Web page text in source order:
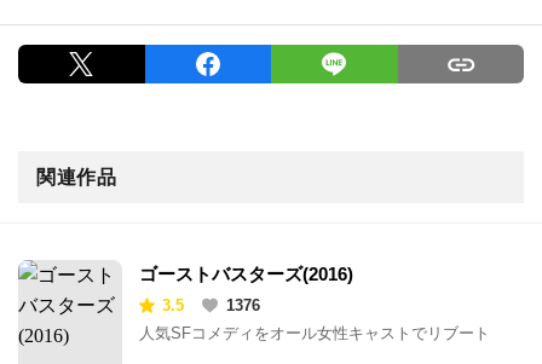
関連作品
ゴーストバスターズ(2016)
3.5
1376
人気SFコメディをオール女性キャストでリブート